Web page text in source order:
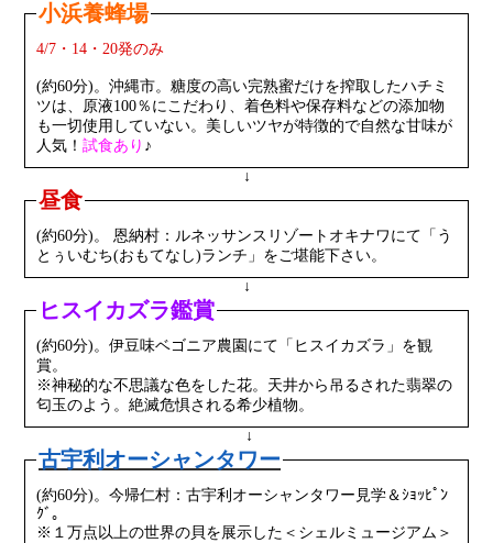
小浜養蜂場
4/7・14・20発のみ
(約60分)。沖縄市。糖度の高い完熟蜜だけを搾取したハチミ
ツは、原液100％にこだわり、着色料や保存料などの添加物
も一切使用していない。美しいツヤが特徴的で自然な甘味が
人気！ 試食あり ♪
↓
昼食
(約60分)。 恩納村：ルネッサンスリゾートオキナワにて「う
とぅいむち(おもてなし)ランチ」をご堪能下さい。
↓
ヒスイカズラ鑑賞
(約60分)。伊豆味ベゴニア農園にて「ヒスイカズラ」を観
賞。
※神秘的な不思議な色をした花。天井から吊るされた翡翠の
匂玉のよう。絶滅危惧される希少植物。
↓
古宇利オーシャンタワー
(約60分)。今帰仁村：古宇利オーシャンタワー見学＆ｼｮｯﾋﾟﾝ
ｸﾞ。
※１万点以上の世界の貝を展示した＜シェルミュージアム＞